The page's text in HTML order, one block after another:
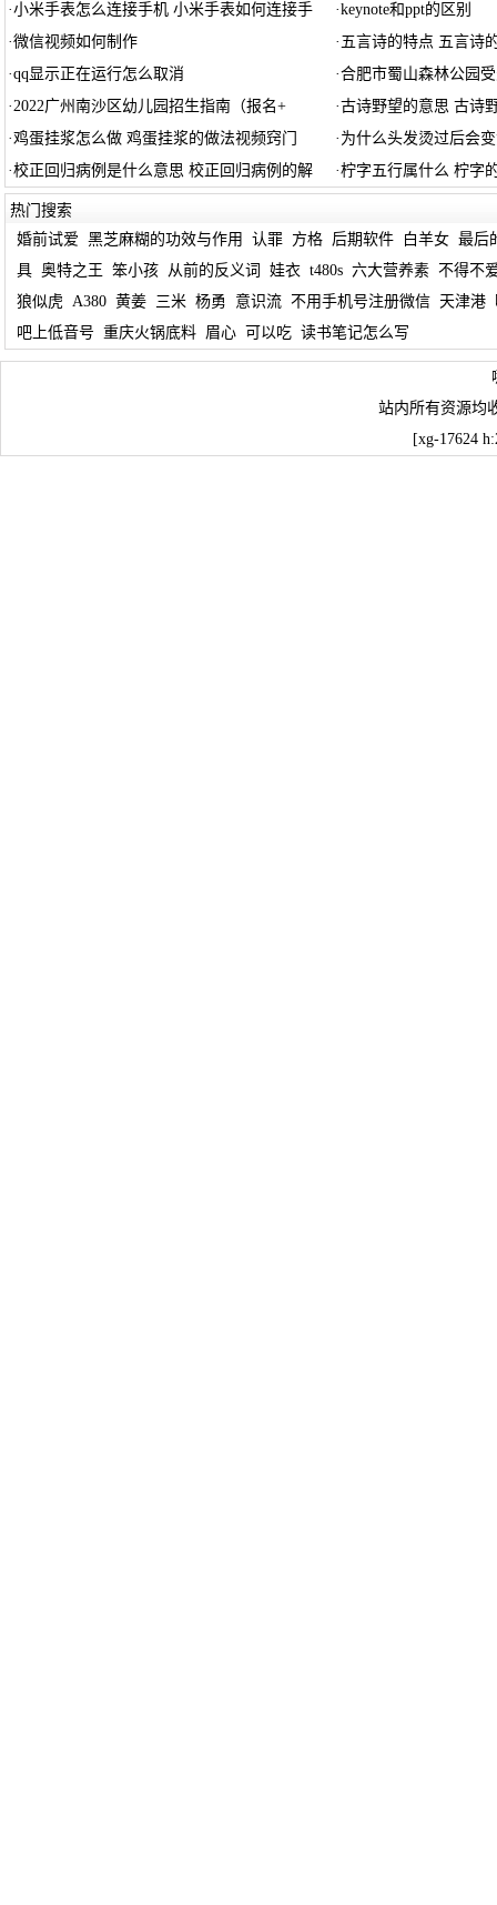
·小米手表怎么连接手机 小米手表如何连接手 ·keynote和ppt的区别
·微信视频如何制作 · 五言诗的特点 五言诗
·qq显示正在运行怎么取消 ·合肥市蜀山森林公园
·2022广州南沙区幼儿园招生指南（报名+ ·古诗野望的意思 古诗
·鸡蛋挂浆怎么做 鸡蛋挂浆的做法视频窍门 · 为什么头发烫过后会
·校正回归病例是什么意思 校正回归病例的解 ·柠字五行属什么 柠字
热门搜索
婚前试爱 黑芝麻糊的功效与作用 认罪 方格 后期软件 白羊女 最后
具 奥特之王 笨小孩 从前的反义词 娃衣 t480s 六大营养素 不得不
狼似虎 A380 黄姜 三米 杨勇 意识流 不用手机号注册微信 天津港
吧上低音号 重庆火锅底料 眉心 可以吃 读书笔记怎么写
站内所有资源均
[xg-17624